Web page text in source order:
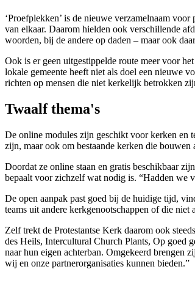
‘Proefplekken’ is de nieuwe verzamelnaam
van elkaar. Daarom hielden ook verschillende
woorden, bij de andere op daden – maar ook
Ook is er geen uitgestippelde route meer voor
lokale gemeente heeft niet als doel een nieuwe
richten op mensen die niet kerkelijk betrokken
Twaalf thema's
De online modules zijn geschikt voor kerken en
zijn, maar ook om bestaande kerken die bouwen
Doordat ze online staan en gratis beschikbaar
bepaalt voor zichzelf wat nodig is. “Hadden we
De open aanpak past goed bij de huidige tijd,
teams uit andere kerkgenootschappen of die
Zelf trekt de Protestantse Kerk daarom ook
des Heils, Intercultural Church Plants, Op goed
naar hun eigen achterban. Omgekeerd brengen
wij en onze partnerorganisaties kunnen bieden.”